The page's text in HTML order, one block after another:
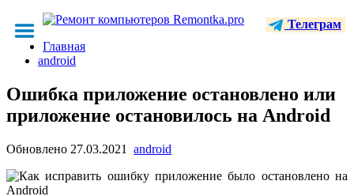
Телеграм
Главная
android
Ошибка приложение остановлено или
приложение остановилось на Android
Обновлено 27.03.2021 android